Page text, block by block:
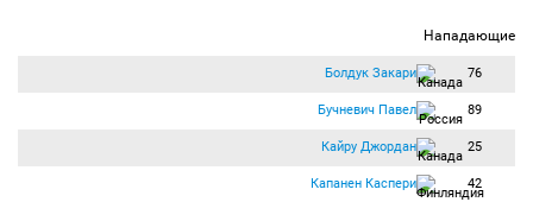
Нападающие
Болдук Закари 76
Бучневич Павел 89
Кайру Джордан 25
Капанен Каспери 42